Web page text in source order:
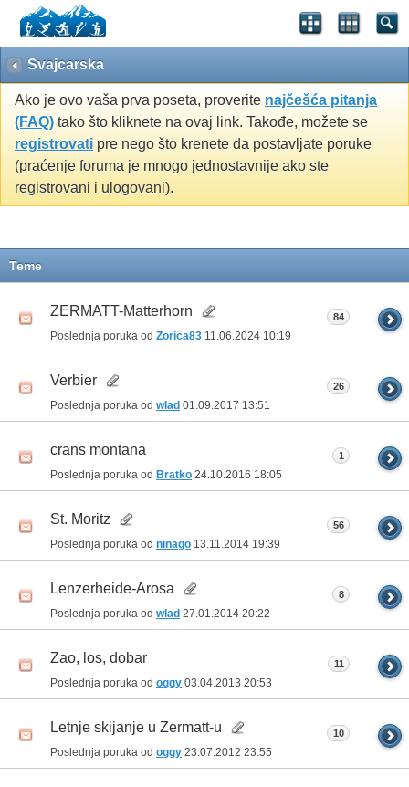
Svajcarska
Ako je ovo vaša prva poseta, proverite najčešća pitanja
(FAQ) tako što kliknete na ovaj link. Takođe, možete se
registrovati pre nego što krenete da postavljate poruke
(praćenje foruma je mnogo jednostavnije ako ste
registrovani i ulogovani).
Teme
ZERMATT-Matterhorn
Poslednja poruka od Zorica83 11.06.2024 10:19
84
Verbier
Poslednja poruka od wlad 01.09.2017 13:51
26
crans montana
Poslednja poruka od Bratko 24.10.2016 18:05
1
St. Moritz
Poslednja poruka od ninago 13.11.2014 19:39
56
Lenzerheide-Arosa
Poslednja poruka od wlad 27.01.2014 20:22
8
Zao, los, dobar
Poslednja poruka od oggy 03.04.2013 20:53
11
Letnje skijanje u Zermatt-u
Poslednja poruka od oggy 23.07.2012 23:55
10